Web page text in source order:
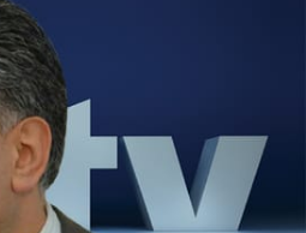
البرامج
جدول البرامج